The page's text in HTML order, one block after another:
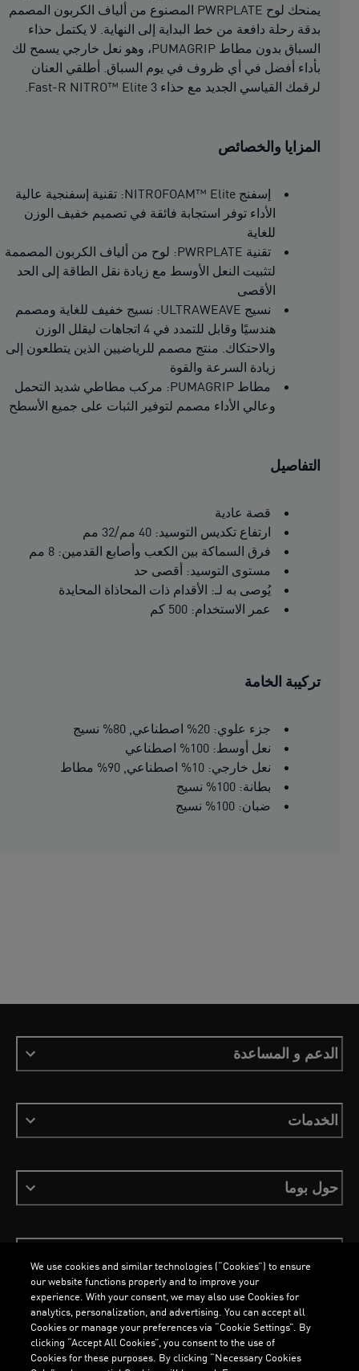
يمنحك لوح PWRPLATE المصنوع من ألياف الكربون المصمم
بدقة رحلة دافعة من خط البداية إلى النهاية. لا يكتمل حذاء
السباق بدون مطاط PUMAGRIP، وهو نعل خارجي يسمح لك
بأداء أفضل في أي ظروف في يوم السباق. أطلقي العنان
لرقمك القياسي الجديد مع حذاء Fast-R NITRO™ Elite 3.
المزايا والخصائص
إسفنج NITROFOAM™ Elite: تقنية إسفنجية عالية
الأداء توفر استجابة فائقة في تصميم خفيف الوزن
للغاية
تقنية PWRPLATE: لوح من ألياف الكربون المصممة
لتثبيت النعل الأوسط مع زيادة نقل الطاقة إلى الحد
الأقصى
نسيج ULTRAWEAVE: نسيج خفيف للغاية ومصمم
هندسيًا وقابل للتمدد في 4 اتجاهات ليقلل الوزن
والاحتكاك. منتج مصمم للرياضيين الذين يتطلعون إلى
زيادة السرعة والقوة
مطاط PUMAGRIP: مركب مطاطي شديد التحمل
وعالي الأداء مصمم لتوفير الثبات على جميع الأسطح
التفاصيل
قصة عادية
ارتفاع تكديس التوسيد: 40 مم/32 مم
فرق السماكة بين الكعب وأصابع القدمين: 8 مم
مستوى التوسيد: أقصى حد
يُوصى به لـ: الأقدام ذات المحاذاة المحايدة
عمر الاستخدام: 500 كم
تركيبة الخامة
جزء علوي: 20% اصطناعي, 80% نسيج
نعل أوسط: 100% اصطناعي
نعل خارجي: 10% اصطناعي, 90% مطاط
بطانة: 100% نسيج
ضبان: 100% نسيج
الدعم و المساعدة
الخدمات
حول بوما
العربية
We use cookies and similar technologies (“Cookies”) to ensure
our website functions properly and to improve your
experience. With your consent, we may also use Cookies for
analytics, personalization, and advertising. You can accept all
Cookies or manage your preferences via “Cookie Settings”. By
clicking “Accept All Cookies”, you consent to the use of
Cookies for these purposes. By clicking “Necessary Cookies